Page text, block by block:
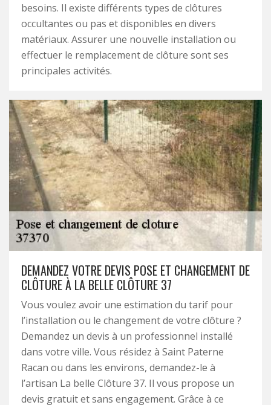
besoins. Il existe différents types de clôtures
occultantes ou pas et disponibles en divers
matériaux. Assurer une nouvelle installation ou
effectuer le remplacement de clôture sont ses
principales activités.
DEMANDEZ VOTRE DEVIS POSE ET CHANGEMENT DE
CLÔTURE À LA BELLE CLÔTURE 37
Vous voulez avoir une estimation du tarif pour
l’installation ou le changement de votre clôture ?
Demandez un devis à un professionnel installé
dans votre ville. Vous résidez à Saint Paterne
Racan ou dans les environs, demandez-le à
l’artisan La belle Clôture 37. Il vous propose un
devis gratuit et sans engagement. Grâce à ce